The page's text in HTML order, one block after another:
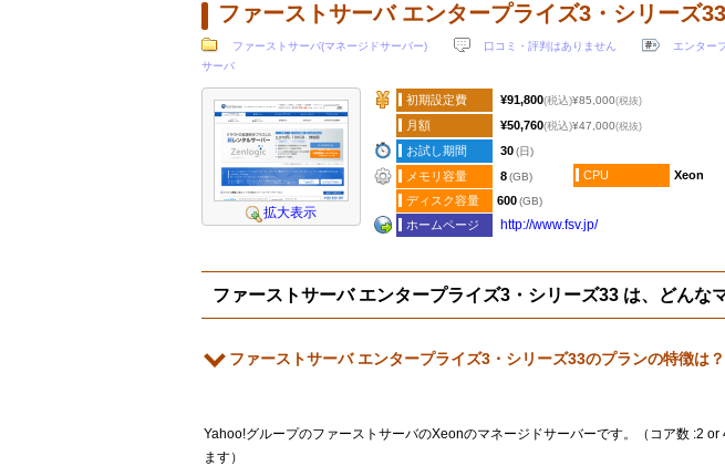
ファーストサーバ エンタープライズ3・シリーズ33
ファーストサーバ(マネージドサーバー) 口コミ・評判はありません エンター
サーバ
拡大表示
初期設定費 ¥91,800(税込)¥85,000(税抜)
月額 ¥50,760(税込)¥47,000(税抜)
お試し期間 30(日)
メモリ容量 8(GB) CPU
Xeon
ディスク容量
600(GB)
ホームページ http:​/​/www.fsv.jp​/
ファーストサーバ エンタープライズ3・シリーズ33 は、どんな
ファーストサーバ エンタープライズ3・シリーズ33のプランの特徴は？
Yahoo!グループのファーストサーバのXeonのマネージドサーバーです。（コア数 :2 or
ます）